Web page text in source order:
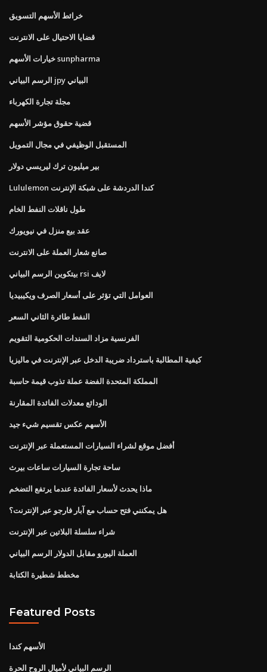
خرائط الأسهم التسويق
قضايا الاحتيال على الانترنت
خيارات الأسهم sunpharma
الرسم البياني jpy البياني
مجلة تجارة الكهرباء
قضية حقوق مؤشر الأسهم
المستقبل الوظيفي في مجال التمويل
بير ميليون ترك ليريسي دولار
Lululemon كندا الدردشة على شبكة الإنترنت
طول ناقلات النفط الخام
عقد بيع منزل في نيويورك
صانع شعار العملة على الانترنت
بيتكوين الرسم البياني rsi لايف
العوامل التي تؤثر على أسعار الصرف ويكيبيديا
النفط طائرة الثاني السعر
الفرنسية مزاد السندات الحكومية التقويم
كيفية المطالبة باسترداد ضريبة الدخل عبر الإنترنت في ماليزيا
المملكة المتحدة الفضة عملة تذوب قيمة حاسبة
الودائع معدلات الفائدة المقارنة
الأسهم عكس تقسيم شيء جيد
أفضل موقع لشراء السيارات المستعملة عبر الإنترنت
ساحة تجارة السيارات ساعات بيرث
ماذا يحدث لأسعار الفائدة عندما يرتفع التضخم
هل يمكنني فتح حساب مع آبار فارجو عبر الإنترنت؟
شراء سلسلة البلاتين عبر الإنترنت
العملة اليورو مقابل الدولار الرسم البياني
مخطط شطيرة الكتابة
Featured Posts
الأسهم كندا
الرسم البياني لأميال الروح الحرة